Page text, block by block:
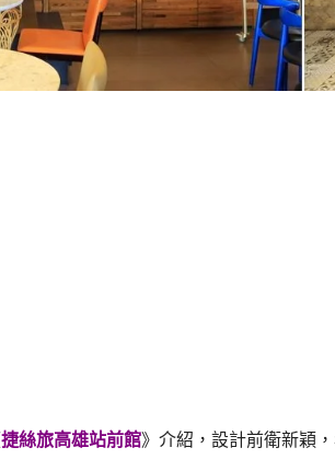
捷絲旅高雄站前館》介紹，設計前衛新穎